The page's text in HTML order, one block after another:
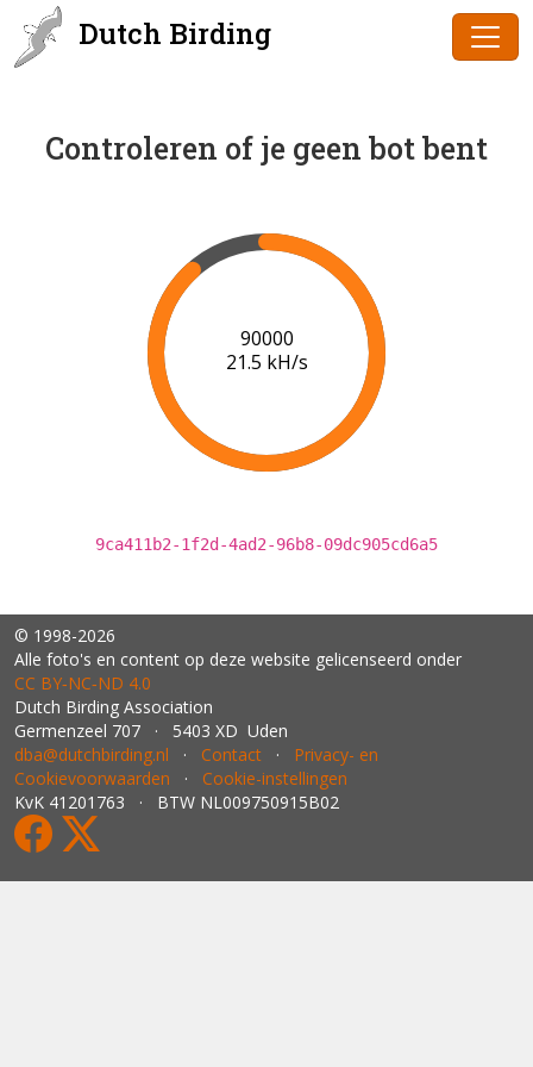
Dutch Birding
Controleren of je geen bot bent
91000
21.5 kH/s
9ca411b2-1f2d-4ad2-96b8-09dc905cd6a5
© 1998-2026
Alle foto's en content op deze website gelicenseerd onder
CC BY‑NC‑ND 4.0
Dutch Birding Association
Germenzeel 707 · 5403 XD Uden
dba@dutchbirding.nl · Contact · Privacy- en
Cookievoorwaarden · Cookie-instellingen
KvK 41201763 · BTW NL009750915B02